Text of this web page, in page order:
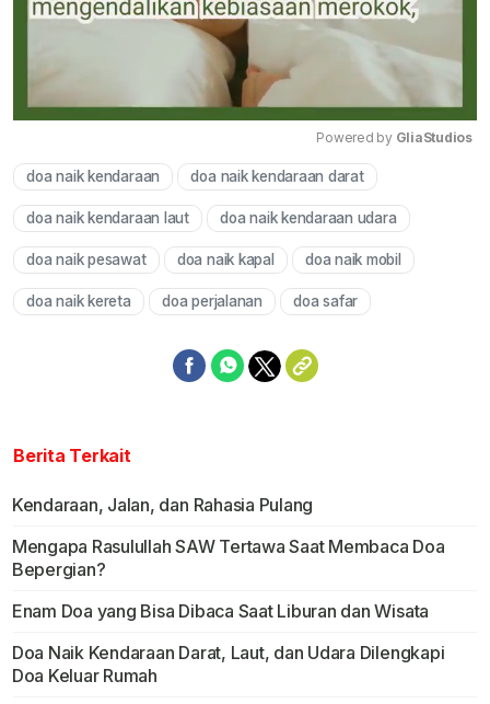
Powered by GliaStudios
doa naik kendaraan doa naik kendaraan darat
doa naik kendaraan laut doa naik kendaraan udara
doa naik pesawat doa naik kapal doa naik mobil
doa naik kereta doa perjalanan doa safar
Berita Terkait
Kendaraan, Jalan, dan Rahasia Pulang
Mengapa Rasulullah SAW Tertawa Saat Membaca Doa
Bepergian?
Enam Doa yang Bisa Dibaca Saat Liburan dan Wisata
Doa Naik Kendaraan Darat, Laut, dan Udara Dilengkapi
Doa Keluar Rumah